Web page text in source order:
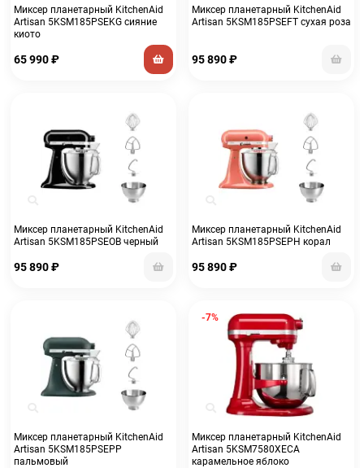
Миксер планетарный KitchenAid
Artisan 5KSM185PSEKG сияние
киото
65 990₽
Миксер планетарный KitchenAid
Artisan 5KSM185PSEFT сухая роза
95 890₽
Миксер планетарный KitchenAid
Artisan 5KSM185PSEOB черный
95 890₽
Миксер планетарный KitchenAid
Artisan 5KSM185PSEPH корал
95 890₽
Миксер планетарный KitchenAid
Artisan 5KSM185PSEPP
пальмовый
-7%
Миксер планетарный KitchenAid
Artisan 5KSM7580XECA
карамельное яблоко